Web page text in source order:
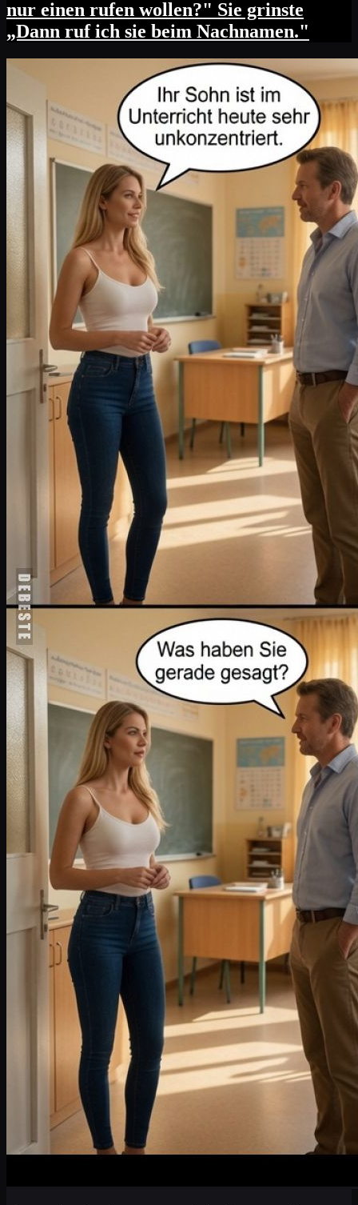
nur einen rufen wollen?" Sie grinste
„Dann ruf ich sie beim Nachnamen."